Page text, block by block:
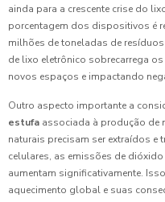
ainda para a crescente crise do
porcentagem dos dispositivos é
milhões de toneladas de
de lixo eletrônico sobrecarrega
novos espaços e impactando
Outro aspecto importante a
estufa associada à produção de
naturais precisam ser extraídos
celulares, as emissões de
aumentam significativamente.
aquecimento global e suas